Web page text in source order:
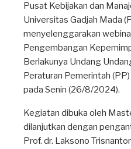
Pusat Kebijakan dan
Universitas Gadjah Mada
menyelenggarakan
Pengembangan
Berlakunya Undang
Peraturan Pemerintah
pada Senin (26/8/2024).
Kegiatan dibuka oleh
dilanjutkan dengan
Prof. dr. Laksono